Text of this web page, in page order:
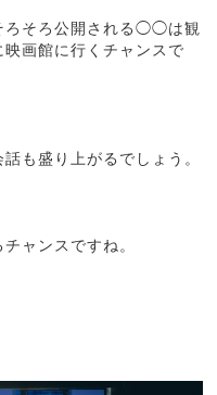
ろそろ公開される◯◯は観
画館に行くチャンスで
も盛り上がるでしょう。
ャンスですね。